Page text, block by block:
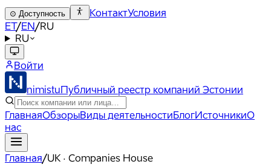
⊙ Доступность КонтактУсловия
ET/EN/RU
RU
Войти
nimistuПубличный реестр компаний Эстонии
ГлавнаяОбзорыВиды деятельностиБлогИсточникиО
нас
Главная/UK · Companies House